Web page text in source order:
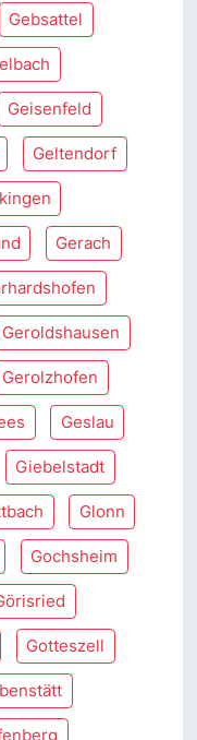
Gebsattel
Geisenfeld
Geltendorf
Gerach
Geroldshausen
Gerolzhofen
Geslau
Giebelstadt
Glonn
Gochsheim
Gotteszell